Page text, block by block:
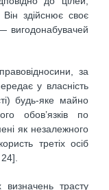
Він здійснює своє
вигодонабувачей
за
у власність
будь-яке майно
обов’язків по
як незалежного
третіх осіб
визначень трасту